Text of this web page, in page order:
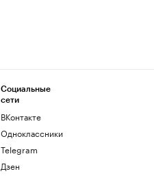
Социальные
сети
ВКонтакте
Одноклассники
Telegram
Дзен